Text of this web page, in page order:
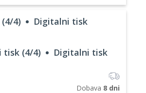
4) Digitalni tisk
tisk (4/4) Digitalni tisk
Dobava 8 dni